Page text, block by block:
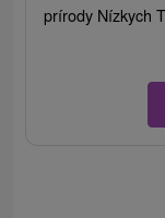
prírody Nízkych